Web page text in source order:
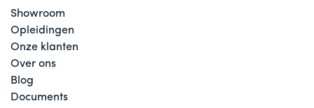
Showroom
Opleidingen
Onze klanten
Over ons
Blog
Documents